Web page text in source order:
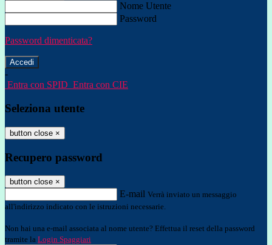
Nome Utente
Password
Password dimenticata?
-
Entra con SPID Entra con CIE
Seleziona utente
button close ×
Recupero password
button close ×
E-mail Verrà inviato un messaggio
all'indirizzo indicato con le istruzioni necessarie.
Non hai una e-mail associata al nome utente? Effettua il reset della password
tramite la Login Spaggiari